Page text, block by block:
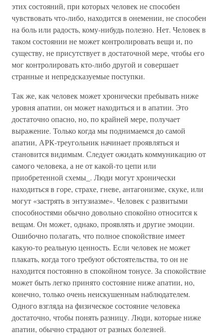
этих состояний, при которых человек не способен
чувствовать что-либо, находится в онемении, не способен
на боль или радость, кому-нибудь полезно. Нет. Человек в
таком состоянии не может контролировать вещи и, по
существу, не присутствует в достаточной мере, чтобы его
мог контролировать кто-либо другой и совершает
странные и непредсказуемые поступки.
Так же, как человек может хронически пребывать ниже
уровня апатии, он может находиться и в апатии. Это
достаточно опасно, но, по крайней мере, получает
выражение. Только когда мы поднимаемся до самой
апатии, АРК-треугольник начинает проявляться и
становится видимым. Следует ожидать коммуникацию от
самого человека, а не от какой-то цепи или
приобретенной схемы_. Люди могут хронически
находиться в горе, страхе, гневе, антагонизме, скуке, или
могут «застрять в энтузиазме». Человек с развитыми
способностями обычно довольно спокойно относится к
вещам. Он может, однако, проявлять и другие эмоции.
Ошибочно полагать, что полное спокойствие имеет
какую-то реальную ценность. Если человек не может
плакать, когда того требуют обстоятельства, то он не
находится постоянно в спокойном тонусе. За спокойствие
может быть легко принято состояние ниже апатии, но,
конечно, только очень неискушенным наблюдателем.
Одного взгляда на физическое состояние человека
достаточно, чтобы понять разницу. Люди, которые ниже
апатии, обычно страдают от разных болезней.